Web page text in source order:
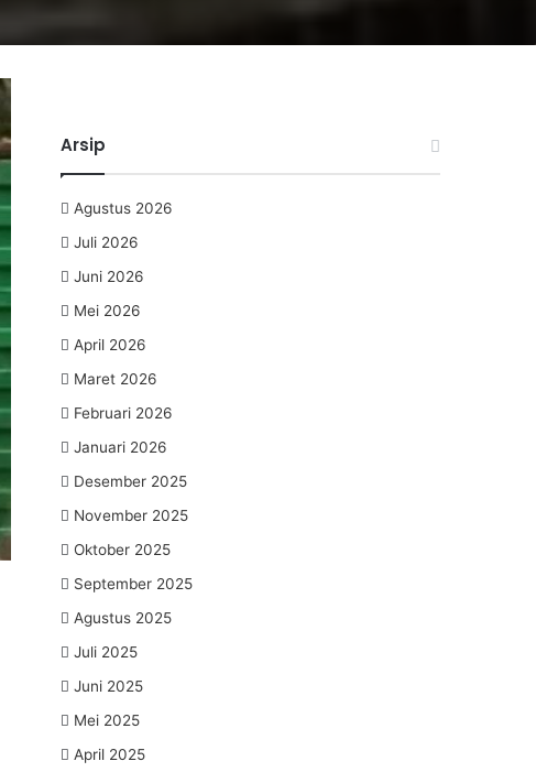
Arsip
Agustus 2026
Juli 2026
Juni 2026
Mei 2026
April 2026
Maret 2026
Februari 2026
Januari 2026
Desember 2025
November 2025
Oktober 2025
September 2025
Agustus 2025
Juli 2025
Juni 2025
Mei 2025
April 2025